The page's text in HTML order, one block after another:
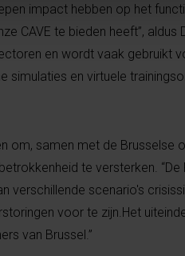
impact hebben op het
CAVE te bieden heeft”, aldus
en wordt vaak gebruikt
simulaties en virtuele
om, samen met de Brusselse
te versterken. “De
verschillende scenario's
voor te zijn.Het
van Brussel.”